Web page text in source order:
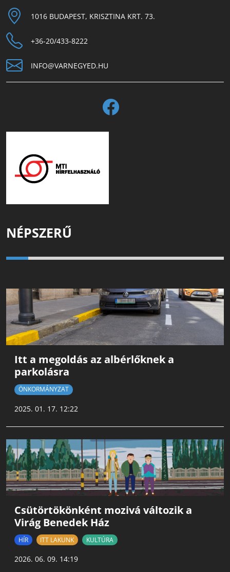
1016 BUDAPEST, KRISZTINA KRT. 73.
+36-20/433-8222
INFO@VARNEGYED.HU
NÉPSZERŰ
Itt a megoldás az albérlőknek a
parkolásra
ÖNKORMÁNYZAT
2025. 01. 17. 12:22
Csütörtökönként mozivá változik a
Virág Benedek Ház
HÍR ITT LAKUNK KULTÚRA
2026. 06. 09. 14:19